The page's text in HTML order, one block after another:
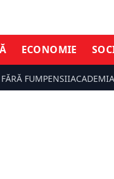
ECONOMIE
FUMPENSII